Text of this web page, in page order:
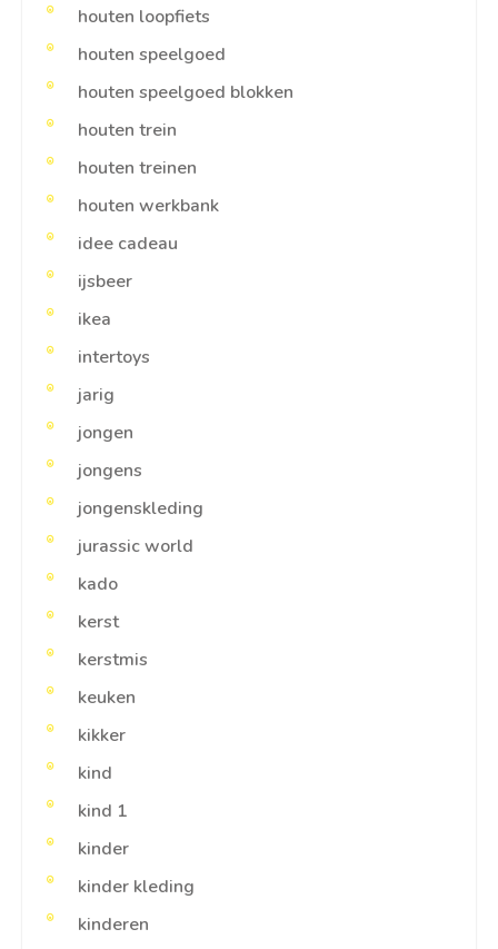
houten loopfiets
houten speelgoed
houten speelgoed blokken
houten trein
houten treinen
houten werkbank
idee cadeau
ijsbeer
ikea
intertoys
jarig
jongen
jongens
jongenskleding
jurassic world
kado
kerst
kerstmis
keuken
kikker
kind
kind 1
kinder
kinder kleding
kinderen